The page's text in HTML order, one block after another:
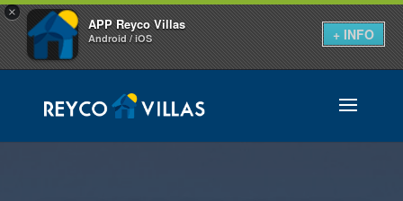
×
APP Reyco Villas
Android / iOS + INFO